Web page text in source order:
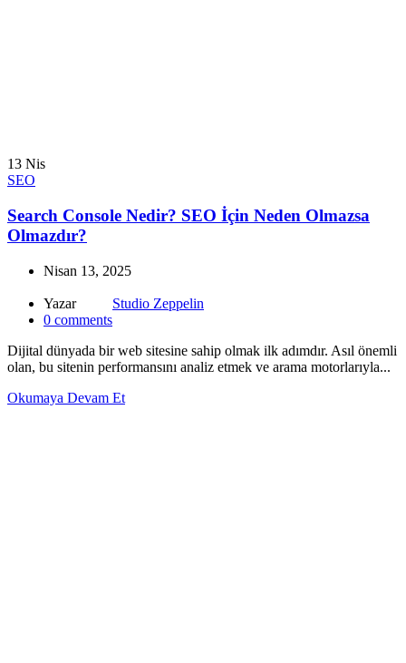
13 Nis
SEO
Search Console Nedir? SEO İçin Neden Olmazsa
Olmazdır?
Nisan 13, 2025
Yazar
Studio Zeppelin
0 comments
Dijital dünyada bir web sitesine sahip olmak ilk adımdır. Asıl önemli
olan, bu sitenin performansını analiz etmek ve arama motorlarıyla...
Okumaya Devam Et